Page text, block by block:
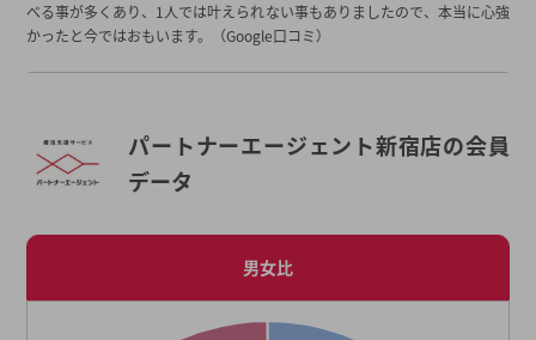
べる事が多くあり、1人では叶えられない事もありましたので、本当に心強
かったと今ではおもいます。（Google口コミ）
パートナーエージェント新宿店の会員
データ
男女比